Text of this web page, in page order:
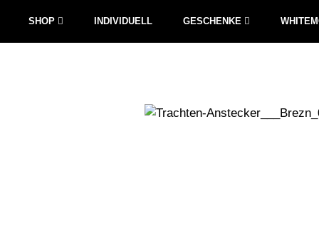
SHOP INDIVIDUELL GESCHENKE